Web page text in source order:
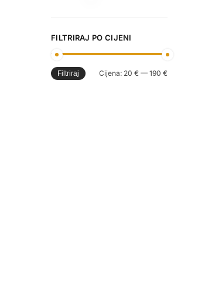
FILTRIRAJ PO CIJENI
Filtriraj Cijena: 20 € — 190 €